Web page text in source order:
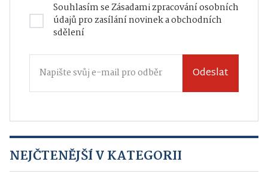
Souhlasím seZásadami zpracování osobních
údajůpro zasílání novinek a obchodních
sdělení
Odeslat
NEJČTENĚJŠÍ V KATEGORII